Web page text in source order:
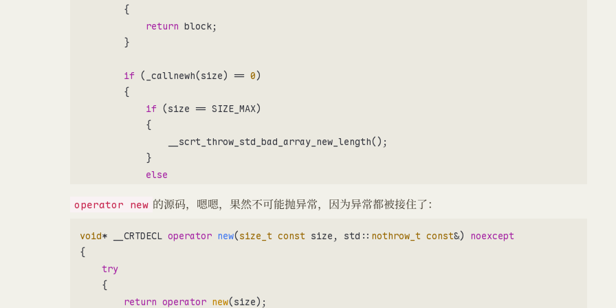
0027658F 6A 08                push        8
00276591 E8 63 AC FF FF       call        operator new (02711F9h)  ;多个参数，不抛异常的operator
00276599 89 85 F0 FE FF FF    mov         dword ptr [ebp-110h],eax
0027659F C7 45 FC 01 00 00 00 mov         dword ptr [ebp-4],1
002765A6 83 BD F0 FE FF FF 00 cmp         dword ptr [ebp-110h],0
002765AD 74 17                je          main+0D6h (02765C6h)
002765AF 6A 06                push        6
002765B1 6A 04                push        4
002765B3 8B 8D F0 FE FF FF    mov         ecx,dword ptr [ebp-110h]
002765B9 E8 52 AE FF FF       call        CTest::CTest (0271410h)  ; 调用构造函数
    20:
    21:     CTest *pTest2 = new (std::nothrow) CTest(4, 6);
002765C4 EB 0A                jmp         main+0E0h (02765D0h)
002765C6 C7 85 E8 FE FF FF 00 00 00 00 mov         dword ptr [ebp-118h],0
        {
return block;
        }
if (_callnewh(size) == 0)
        {
if (size == SIZE_MAX)
            {
                __scrt_throw_std_bad_array_new_length();
            }
else
                __scrt_throw_std_bad_alloc();
        }
    }
operator new 的源码，嗯嗯，果然不可能抛异常，因为异常都被接住了：
void* __CRTDECL operator new(size_t const size, std:: nothrow_t const&)
noexcept
{
try
    {
return operator new(size);